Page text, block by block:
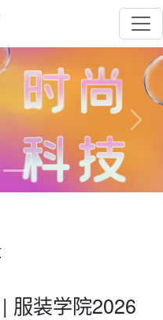
Next
服装学院2026